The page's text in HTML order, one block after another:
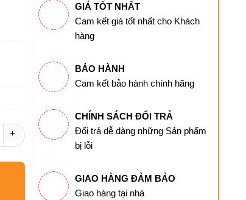
+
GIÁ TỐT NHẤT
Cam kết giá tốt nhất cho Khách
hàng
BẢO HÀNH
Cam kết bảo hành chính hãng
CHÍNH SÁCH ĐỔI TRẢ
Đổi trả dễ dàng những Sản phẩm
bị lỗi
GIAO HÀNG ĐẢM BẢO
Giao hàng tại nhà